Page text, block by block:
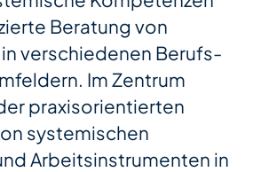
Beratung von
verschiedenen Berufs-
Im Zentrum
praxisorientierten
systemischen
Arbeitsinstrumenten in